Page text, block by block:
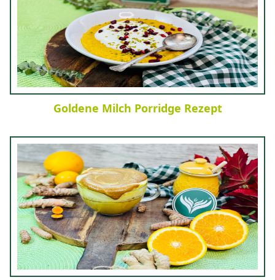
Goldene Milch Porridge Rezept